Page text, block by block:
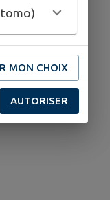
MON CHOIX
AUTORISER